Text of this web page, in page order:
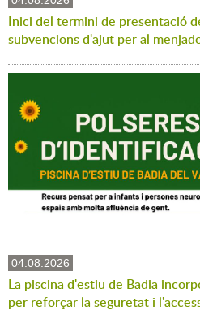
Inici del termini de presentació
subvencions d'ajut per al
04.08.2026
La piscina d'estiu de Badia
per reforçar la seguretat i